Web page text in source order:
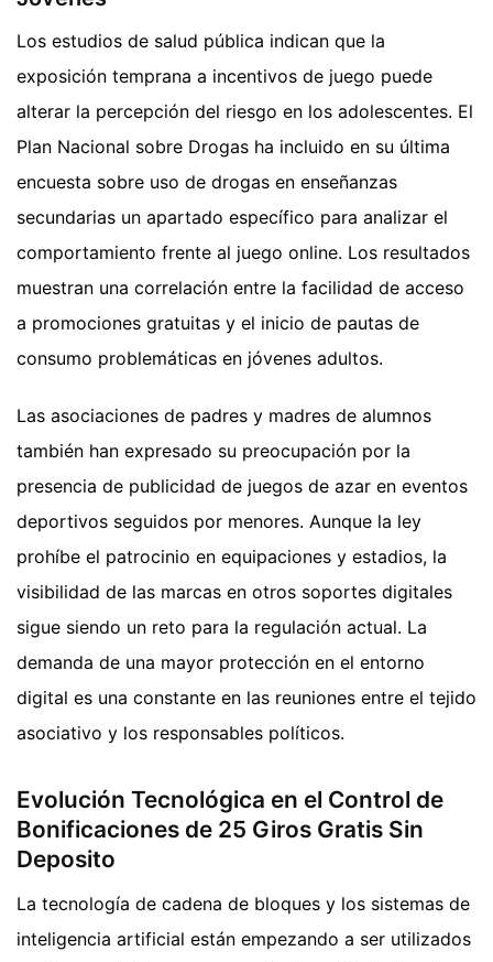
Los estudios de salud pública indican que la
exposición temprana a incentivos de juego puede
alterar la percepción del riesgo en los adolescentes. El
Plan Nacional sobre Drogas ha incluido en su última
encuesta sobre uso de drogas en enseñanzas
secundarias un apartado específico para analizar el
comportamiento frente al juego online. Los resultados
muestran una correlación entre la facilidad de acceso
a promociones gratuitas y el inicio de pautas de
consumo problemáticas en jóvenes adultos.
Las asociaciones de padres y madres de alumnos
también han expresado su preocupación por la
presencia de publicidad de juegos de azar en eventos
deportivos seguidos por menores. Aunque la ley
prohíbe el patrocinio en equipaciones y estadios, la
visibilidad de las marcas en otros soportes digitales
sigue siendo un reto para la regulación actual. La
demanda de una mayor protección en el entorno
digital es una constante en las reuniones entre el tejido
asociativo y los responsables políticos.
Evolución Tecnológica en el Control de
Bonificaciones de 25 Giros Gratis Sin
Deposito
La tecnología de cadena de bloques y los sistemas de
inteligencia artificial están empezando a ser utilizados